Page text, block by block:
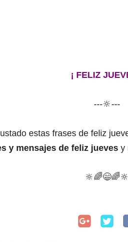
¡ FELIZ
---🔆---
estas frases de feliz
y mensajes de feliz juevesy
🔆 🌈😄🌈🔆